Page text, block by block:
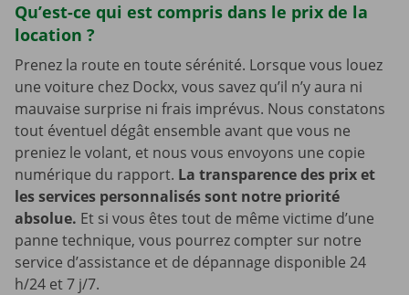
Qu’est-ce qui est compris dans le prix de la
location ?
Prenez la route en toute sérénité. Lorsque vous louez
une voiture chez Dockx, vous savez qu’il n’y aura ni
mauvaise surprise ni frais imprévus. Nous constatons
tout éventuel dégât ensemble avant que vous ne
preniez le volant, et nous vous envoyons une copie
numérique du rapport. La transparence des prix et
les services personnalisés sont notre priorité
absolue. Et si vous êtes tout de même victime d’une
panne technique, vous pourrez compter sur notre
service d’assistance et de dépannage disponible 24
h/24 et 7 j/7.